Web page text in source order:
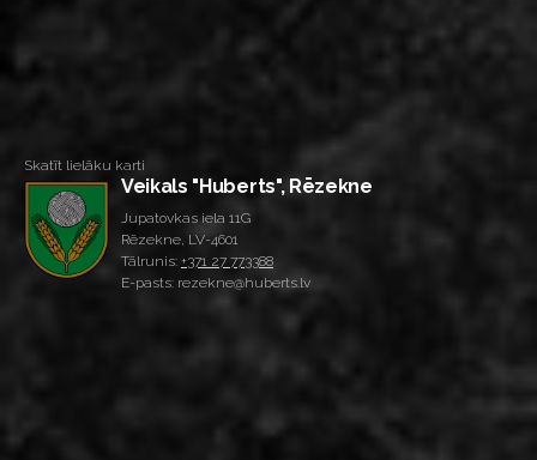
Skatīt lielāku karti
Veikals "Huberts", Rēzekne
Jupatovkas iela 11G
Rēzekne, LV-4601
Tālrunis: +371 27 773388
E-pasts: rezekne@huberts.lv